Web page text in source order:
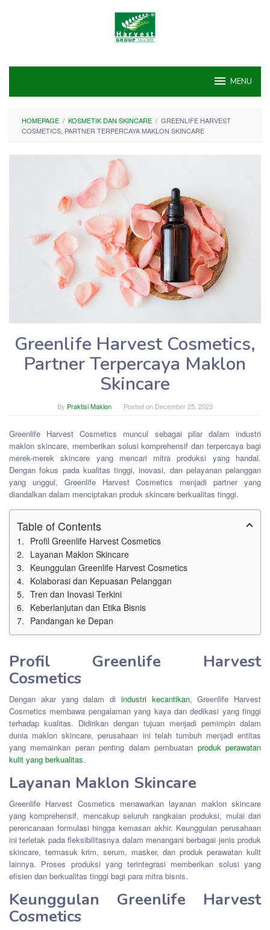
MENU
HOMEPAGE / KOSMETIK DAN SKINCARE / GREENLIFE HARVEST
COSMETICS, PARTNER TERPERCAYA MAKLON SKINCARE
Greenlife Harvest Cosmetics,
Partner Terpercaya Maklon
Skincare
By Praktisi Maklon Posted on December 25, 2023
Greenlife Harvest Cosmetics muncul sebagai pilar dalam industri
maklon skincare, memberikan solusi komprehensif dan terpercaya bagi
merek-merek skincare yang mencari mitra produksi yang handal.
Dengan fokus pada kualitas tinggi, inovasi, dan pelayanan pelanggan
yang unggul, Greenlife Harvest Cosmetics menjadi partner yang
diandalkan dalam menciptakan produk skincare berkualitas tinggi.
Table of Contents
Profil Greenlife Harvest Cosmetics
Layanan Maklon Skincare
Keunggulan Greenlife Harvest Cosmetics
Kolaborasi dan Kepuasan Pelanggan
Tren dan Inovasi Terkini
Keberlanjutan dan Etika Bisnis
Pandangan ke Depan
Profil Greenlife Harvest
Cosmetics
Dengan akar yang dalam di industri kecantikan, Greenlife Harvest
Cosmetics membawa pengalaman yang kaya dan dedikasi yang tinggi
terhadap kualitas. Didirikan dengan tujuan menjadi pemimpin dalam
dunia maklon skincare, perusahaan ini telah tumbuh menjadi entitas
yang memainkan peran penting dalam pembuatan produk perawatan
kulit yang berkualitas.
Layanan Maklon Skincare
Greenlife Harvest Cosmetics menawarkan layanan maklon skincare
yang komprehensif, mencakup seluruh rangkaian produksi, mulai dari
perencanaan formulasi hingga kemasan akhir. Keunggulan perusahaan
ini terletak pada fleksibilitasnya dalam menangani berbagai jenis produk
skincare, termasuk krim, serum, masker, dan produk perawatan kulit
lainnya. Proses produksi yang terintegrasi memberikan solusi yang
efisien dan berkualitas tinggi bagi para mitra bisnis.
Keunggulan Greenlife Harvest
Cosmetics